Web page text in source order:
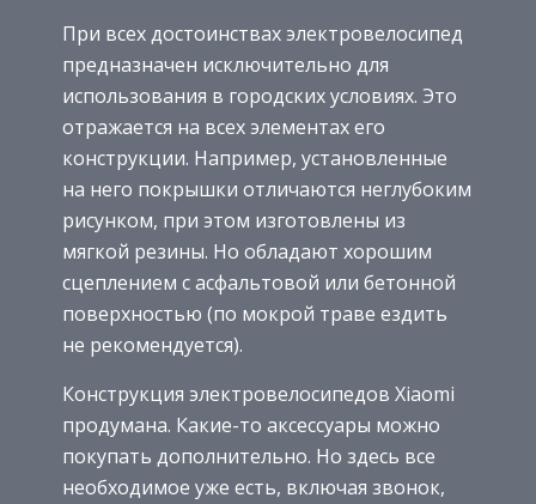
При всех достоинствах электровелосипед
предназначен исключительно для
использования в городских условиях. Это
отражается на всех элементах его
конструкции. Например, установленные
на него покрышки отличаются неглубоким
рисунком, при этом изготовлены из
мягкой резины. Но обладают хорошим
сцеплением с асфальтовой или бетонной
поверхностью (по мокрой траве ездить
не рекомендуется).
Конструкция электровелосипедов Xiaomi
продумана. Какие-то аксессуары можно
покупать дополнительно. Но здесь все
необходимое уже есть, включая звонок,